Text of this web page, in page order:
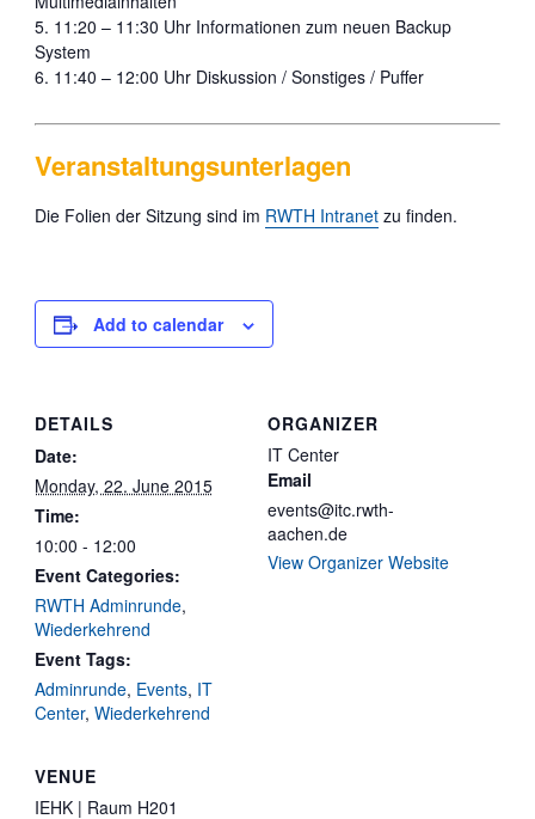
11:20 – 11:30 Uhr Informationen zum neuen Backup
System
11:40 – 12:00 Uhr Diskussion / Sonstiges / Puffer
Veranstaltungsunterlagen
Die Folien der Sitzung sind im RWTH Intranetzu finden.
Add to calendar
DETAILS
Date:
Monday, 22. June 2015
Time:
10:00 - 12:00
Event Categories:
RWTH Adminrunde,
Wiederkehrend
Event Tags:
Adminrunde, Events, IT
Center, Wiederkehrend
ORGANIZER
IT Center
Email
events@itc.rwth-
aachen.de
View Organizer Website
VENUE
IEHK | Raum H201